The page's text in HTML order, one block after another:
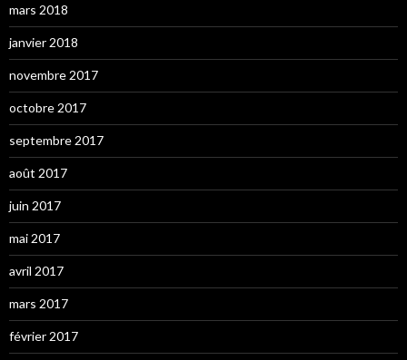
mars 2018
janvier 2018
novembre 2017
octobre 2017
septembre 2017
août 2017
juin 2017
mai 2017
avril 2017
mars 2017
février 2017